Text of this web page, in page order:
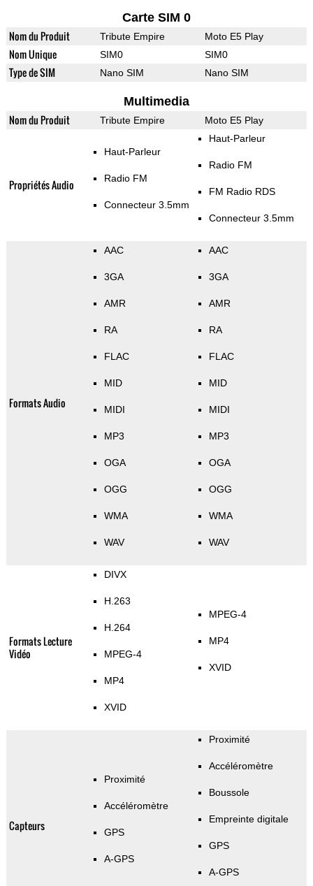
Carte SIM 0
Nom du Produit Tribute Empire Moto E5 Play
Nom Unique SIM0 SIM0
Type de SIM Nano SIM Nano SIM
Multimedia
Nom du Produit Tribute Empire Moto E5 Play
Propriétés Audio
Haut-Parleur
Radio FM
Connecteur 3.5mm
Haut-Parleur
Radio FM
FM Radio RDS
Connecteur 3.5mm
Formats Audio
AAC
3GA
AMR
RA
FLAC
MID
MIDI
MP3
OGA
OGG
WMA
WAV
AAC
3GA
AMR
RA
FLAC
MID
MIDI
MP3
OGA
OGG
WMA
WAV
Formats Lecture
Vidéo
DIVX
H.263
H.264
MPEG-4
MP4
XVID
MPEG-4
MP4
XVID
Capteurs
Proximité
Accéléromètre
GPS
A-GPS
Proximité
Accéléromètre
Boussole
Empreinte digitale
GPS
A-GPS